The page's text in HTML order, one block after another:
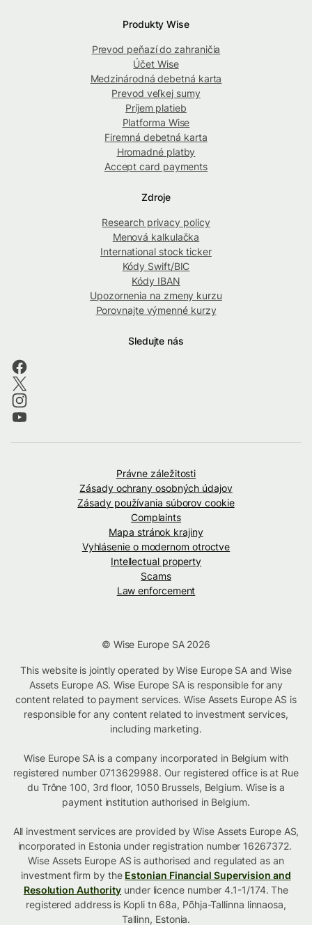
Produkty Wise
Prevod peňazí do zahraničia
Účet Wise
Medzinárodná debetná karta
Prevod veľkej sumy
Príjem platieb
Platforma Wise
Firemná debetná karta
Hromadné platby
Accept card payments
Zdroje
Research privacy policy
Menová kalkulačka
International stock ticker
Kódy Swift/BIC
Kódy IBAN
Upozornenia na zmeny kurzu
Porovnajte výmenné kurzy
Sledujte nás
Právne záležitosti
Zásady ochrany osobných údajov
Zásady používania súborov cookie
Complaints
Mapa stránok krajiny
Vyhlásenie o modernom otroctve
Intellectual property
Scams
Law enforcement
© Wise Europe SA 2026
This website is jointly operated by Wise Europe SA and Wise
Assets Europe AS. Wise Europe SA is responsible for any
content related to payment services. Wise Assets Europe AS is
responsible for any content related to investment services,
including marketing.
Wise Europe SA is a company incorporated in Belgium with
registered number 0713629988. Our registered office is at Rue
du Trône 100, 3rd floor, 1050 Brussels, Belgium. Wise is a
payment institution authorised in Belgium.
All investment services are provided by Wise Assets Europe AS,
incorporated in Estonia under registration number 16267372.
Wise Assets Europe AS is authorised and regulated as an
investment firm by the Estonian Financial Supervision and
Resolution Authority under licence number 4.1-1/174. The
registered address is Kopli tn 68a, Põhja-Tallinna linnaosa,
Tallinn, Estonia.